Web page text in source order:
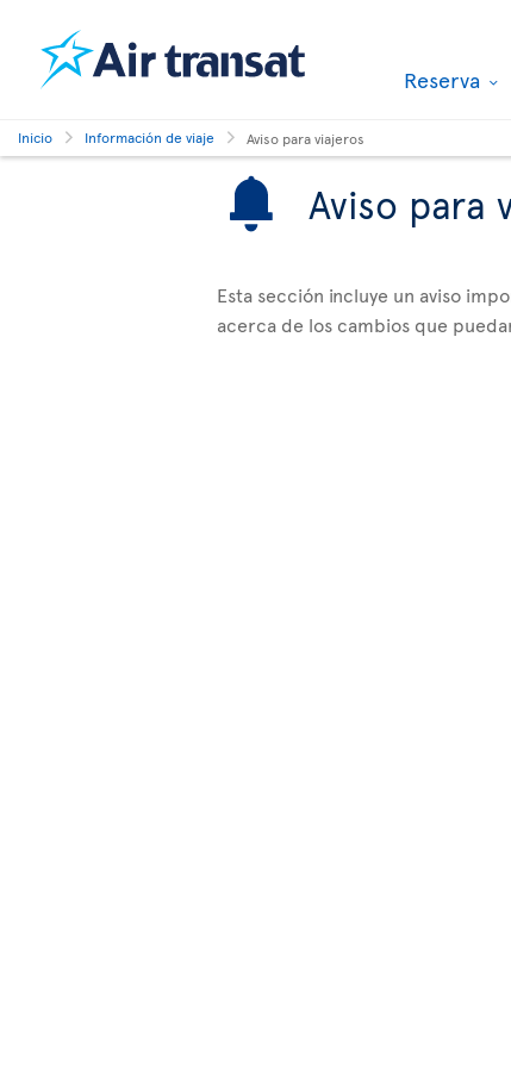
Reserva
Inicio Información de viaje Aviso para viajeros
Aviso para
Esta sección incluye un aviso
acerca de los cambios que